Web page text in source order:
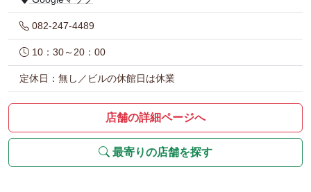
082-247-4489
10：30～20：00
定休日：無し／ビルの休館日は休業
店舗の詳細ページへ
最寄りの店舗を探す